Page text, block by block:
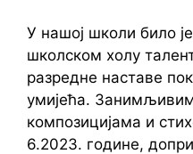
У нашој школи било
школском холу
разредне наставе
умијећа.
композицијама и
6.2023. године,